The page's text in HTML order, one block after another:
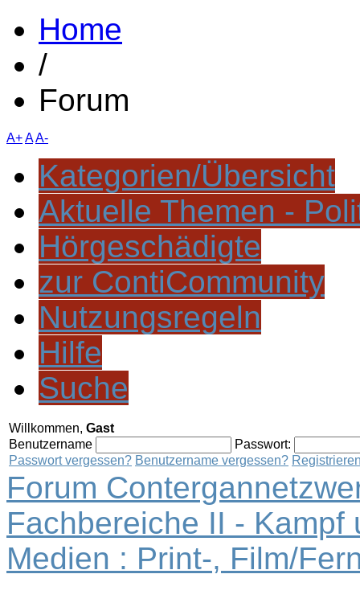
Home
/
Forum
A+AA-
Kategorien/Übersicht
Aktuelle Themen -
Hörgeschädigte
zur ContiCommunity
Nutzungsregeln
Hilfe
Suche
Willkommen, Gast
Benutzername
Passwort:
Passwort vergessen? Benutzername vergessen?
Forum
Fachbereiche II -
Medien : Print-, Film/